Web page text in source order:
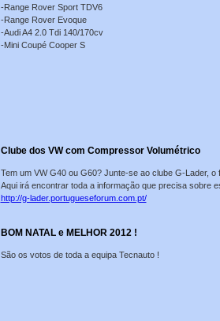
-Range Rover Sport TDV6
-Range Rover Evoque
-Audi A4 2.0 Tdi 140/170cv
-Mini Coupé Cooper S
Clube dos VW com Compressor Volumétrico
Tem um VW G40 ou G60? Junte-se ao clube G-Lader,
Aqui irá encontrar toda a informação que precisa sobre
http://g-lader.portugueseforum.com.pt/
BOM NATAL e MELHOR 2012 !
São os votos de toda a equipa Tecnauto !